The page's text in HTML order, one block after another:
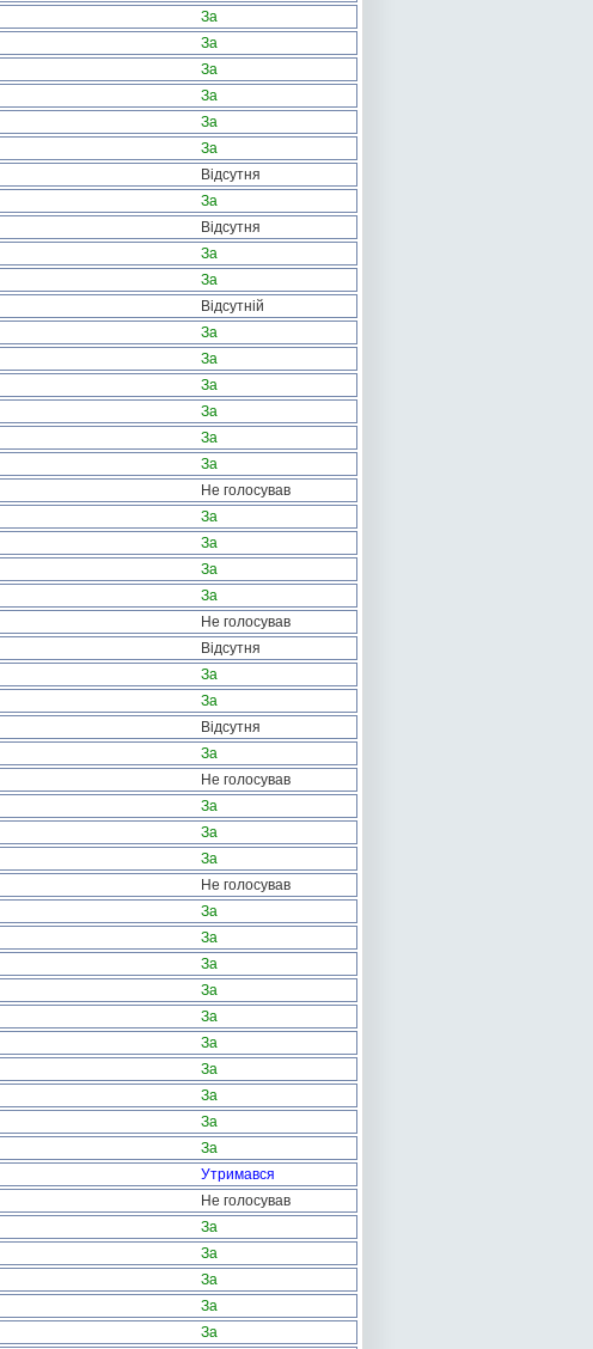
За
За
За
За
За
За
Відсутня
За
Відсутня
За
За
Відсутній
За
За
За
За
За
За
Не голосував
За
За
За
За
Не голосував
Відсутня
За
За
Відсутня
За
Не голосував
За
За
За
Не голосував
За
За
За
За
За
За
За
За
За
За
Утримався
Не голосував
За
За
За
За
За